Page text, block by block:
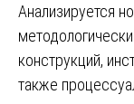
Анализируется
конструкций,
также